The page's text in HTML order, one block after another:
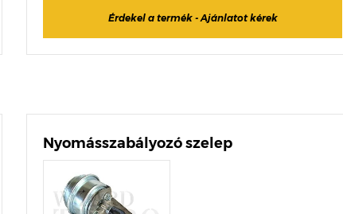
Érdekel a termék - Ajánlatot kérek
Nyomásszabályozó szelep